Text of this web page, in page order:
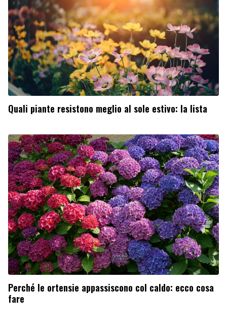
Quali piante resistono meglio al sole estivo: la lista
Perché le ortensie appassiscono col caldo: ecco cosa
fare